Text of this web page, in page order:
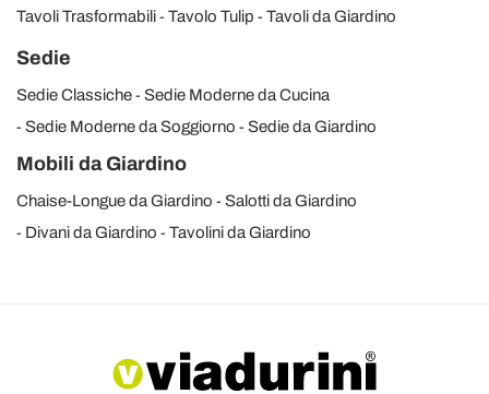
Tavoli Trasformabili
Tavolo Tulip Tavoli da Giardino
Sedie
Sedie Classiche
Sedie Moderne da Cucina
Sedie Moderne da Soggiorno
Sedie da Giardino
Mobili da Giardino
Chaise-Longue da Giardino
Salotti da Giardino
Divani da Giardino
Tavolini da Giardino